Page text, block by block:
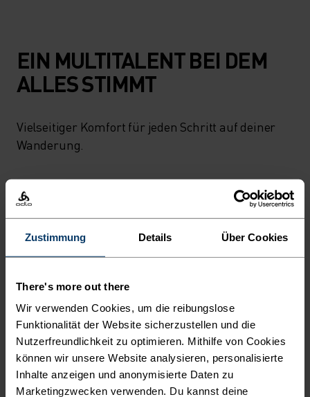
Zustimmung Details Über Cookies
There's more out there
Wir verwenden Cookies, um die reibungslose
Funktionalität der Website sicherzustellen und die
Nutzerfreundlichkeit zu optimieren. Mithilfe von Cookies
können wir unsere Website analysieren, personalisierte
Inhalte anzeigen und anonymisierte Daten zu
Marketingzwecken verwenden. Du kannst deine
EIN MULTITALENT BEI DEM
ALLES STIMMT
Vielseitiger Komfort für jeden Schritt auf deiner
Wanderung.
AKTIVITÄTSNIVEAU
NIEDRIG MODERAT HOCH
ALLES MODERATE AKTIVITÄTEN
Wandern - Casual Comfort
MATERIALEIGENSCHAFTEN